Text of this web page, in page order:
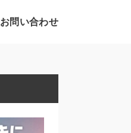
お問い合わせ